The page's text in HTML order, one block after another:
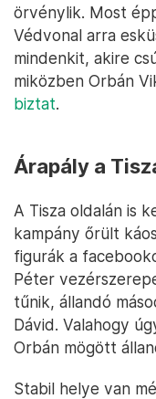
örvénylik. Most
Védvonal arra
mindenkit, akire
miközben Orbán
biztat.
Árapály a
A Tisza oldalán is
kampány őrült
figurák a
Péter
tűnik, állandó
Dávid. Valahogy
Orbán mögött
Stabil helye van